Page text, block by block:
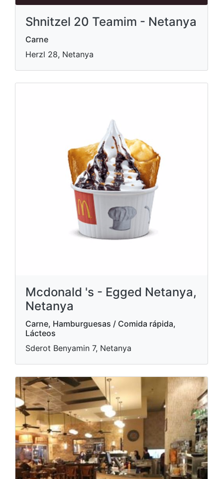
Shnitzel 20 Teamim - Netanya
Carne
Herzl 28, Netanya
Mcdonald 's - Egged Netanya,
Netanya
Carne, Hamburguesas / Comida rápida,
Lácteos
Sderot Benyamin 7, Netanya